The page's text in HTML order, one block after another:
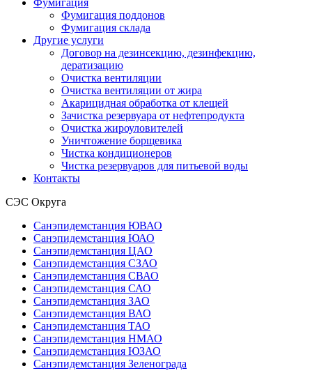
Фумигация
Фумигация поддонов
Фумигация склада
Другие услуги
Договор на дезинсекцию, дезинфекцию,
дератизацию
Очистка вентиляции
Очистка вентиляции от жира
Акарицидная обработка от клещей
Зачистка резервуара от нефтепродукта
Очистка жироуловителей
Уничтожение борщевика
Чистка кондиционеров
Чистка резервуаров для питьевой воды
Контакты
СЭС Округа
Санэпидемстанция ЮВАО
Санэпидемстанция ЮАО
Санэпидемстанция ЦАО
Санэпидемстанция СЗАО
Санэпидемстанция СВАО
Санэпидемстанция САО
Санэпидемстанция ЗАО
Санэпидемстанция ВАО
Санэпидемстанция ТАО
Санэпидемстанция НМАО
Санэпидемстанция ЮЗАО
Санэпидемстанция Зеленограда